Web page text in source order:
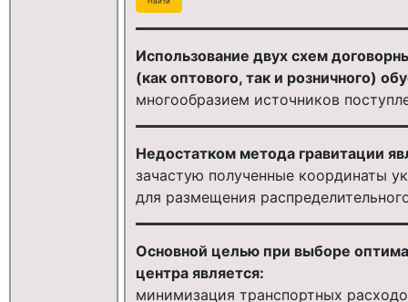
Использование двух схем
(как оптового, так и розничного)
многообразием источников
Недостатком метода гравитации
зачастую полученные координаты
для размещения
Основной целью при выборе
центра является:
минимизация транспортных